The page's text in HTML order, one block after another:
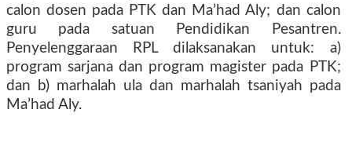
calon dosen pada PTK dan Ma’had Aly; dan calon
guru pada satuan Pendidikan Pesantren.
Penyelenggaraan RPL dilaksanakan untuk: a)
program sarjana dan program magister pada PTK;
dan b) marhalah ula dan marhalah tsaniyah pada
Ma’had Aly.